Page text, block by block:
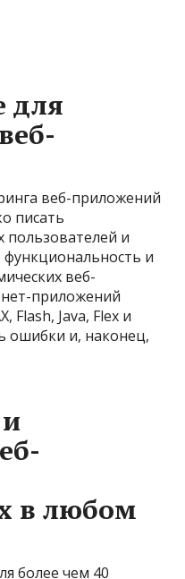
для
веб-приложений
писать
пользователей и
и
веб-
приложений
Flash, Java, Flex и
ошибки и, наконец,
в любом
более чем 40